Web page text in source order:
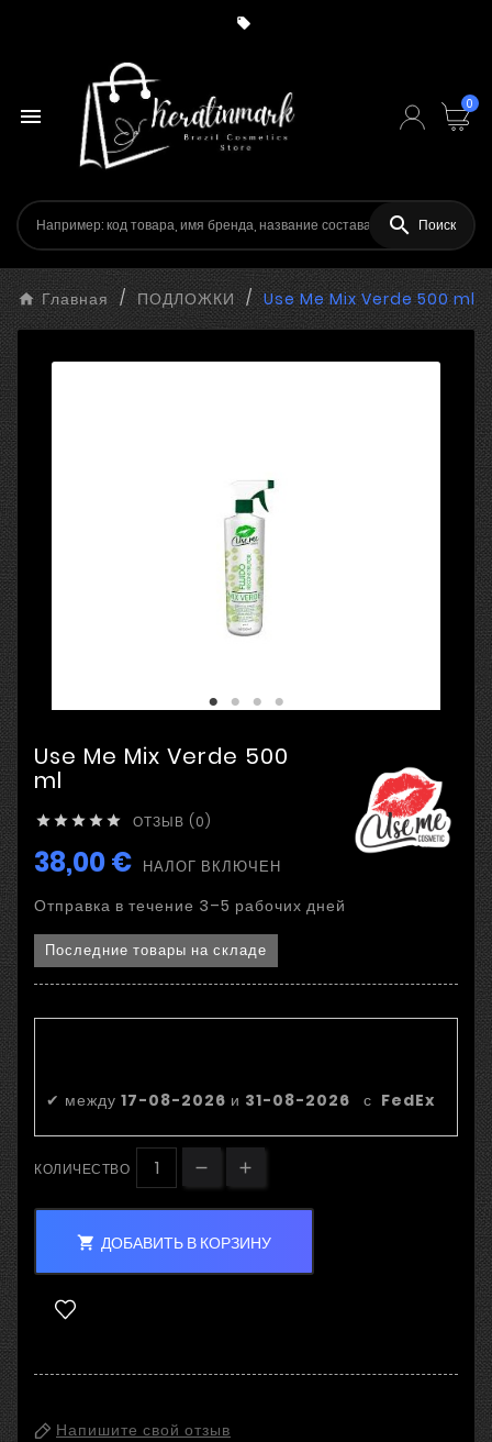

 0
 Поиск
Главная ПОДЛОЖКИ Use Me Mix Verde 500 ml
Use Me Mix Verde 500
ml
     ОТЗЫВ (0)
38,00 € НАЛОГ ВКЛЮЧЕН
Отправка в течение 3–5 рабочих дней
Последние товары на складе
✔ между 17-08-2026 и 31-08-2026 с FedEx
КОЛИЧЕСТВО
 ДОБАВИТЬ В КОРЗИНУ
Напишите свой отзыв